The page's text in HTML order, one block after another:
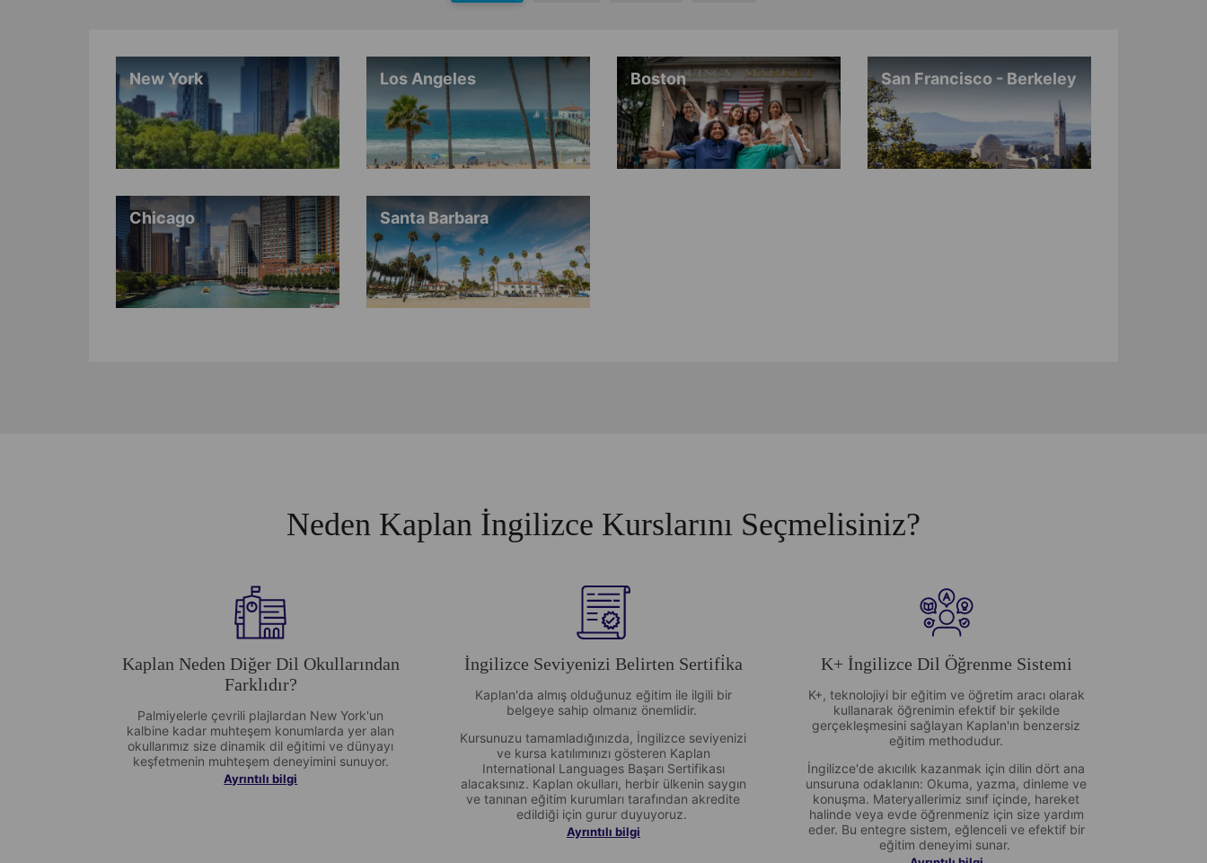
New York Los Angeles Boston San Francisco - Berkeley
Chicago Santa Barbara
Neden Kaplan İngilizce Kurslarını Seçmelisiniz?
Kaplan Neden Diğer Dil Okullarından
Farklıdır?
Palmiyelerle çevrili plajlardan New York'un
kalbine kadar muhteşem konumlarda yer alan
okullarımız size dinamik dil eğitimi ve dünyayı
keşfetmenin muhteşem deneyimini sunuyor.
Ayrıntılı bilgi
İngilizce Seviyenizi Belirten Sertifi̇ka
Kaplan'da almış olduğunuz eğitim ile ilgili bir
belgeye sahip olmanız önemlidir.
Kursunuzu tamamladığınızda, İngilizce seviyenizi
ve kursa katılımınızı gösteren Kaplan
International Languages Başarı Sertifikası
alacaksınız. Kaplan okulları, herbir ülkenin saygın
ve tanınan eğitim kurumları tarafından akredite
edildiği için gurur duyuyoruz.
Ayrıntılı bilgi
K+ İngilizce Dil Öğrenme Sistemi
K+, teknolojiyi bir eğitim ve öğretim aracı olarak
kullanarak öğrenimin efektif bir şekilde
gerçekleşmesini sağlayan Kaplan'ın benzersiz
eğitim methodudur.
İngilizce'de akıcılık kazanmak için dilin dört ana
unsuruna odaklanın: Okuma, yazma, dinleme ve
konuşma. Materyallerimiz sınıf içinde, hareket
halinde veya evde öğrenmeniz için size yardım
eder. Bu entegre sistem, eğlenceli ve efektif bir
eğitim deneyimi sunar.